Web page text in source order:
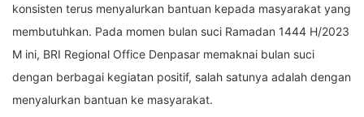
konsisten terus menyalurkan bantuan kepada masyarakat yang
membutuhkan. Pada momen bulan suci Ramadan 1444 H/2023
M ini, BRI Regional Office Denpasar memaknai bulan suci
dengan berbagai kegiatan positif, salah satunya adalah dengan
menyalurkan bantuan ke masyarakat.